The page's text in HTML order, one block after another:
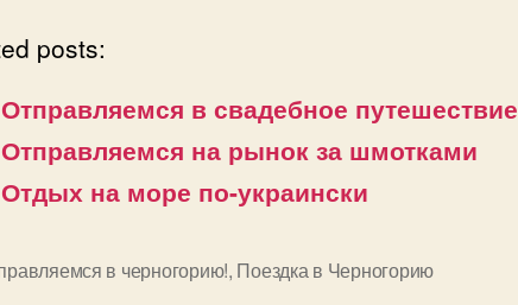
posts:
Отправляемся в свадебное путешествие
Отправляемся на рынок за шмотками
Отдых на море по-украински
в черногорию!, Поездка в Черногорию